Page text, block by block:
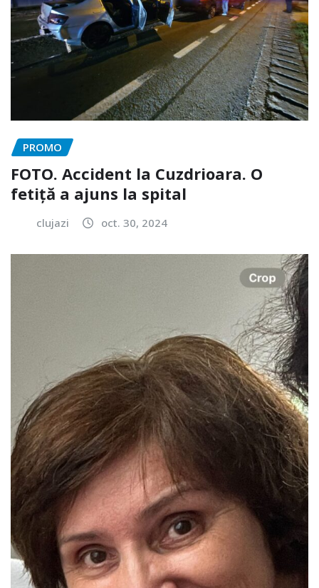
PROMO
FOTO. Accident la Cuzdrioara. O
fetiță a ajuns la spital
clujazi oct. 30, 2024